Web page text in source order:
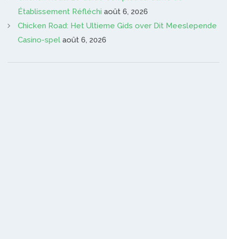
Établissement Réfléchi août 6, 2026
Chicken Road: Het Ultieme Gids over Dit Meeslepende
Casino-spel août 6, 2026